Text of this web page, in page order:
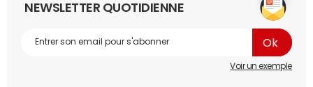
NEWSLETTER QUOTIDIENNE
Voir un exemple